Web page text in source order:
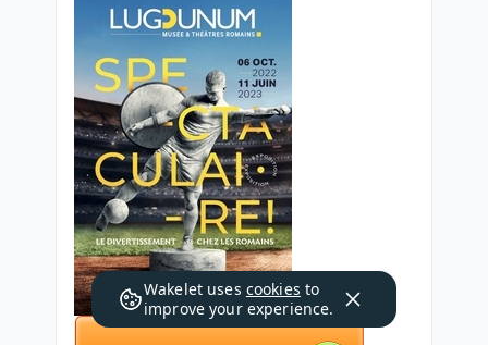
Wakelet uses cookies to
improve your experience.